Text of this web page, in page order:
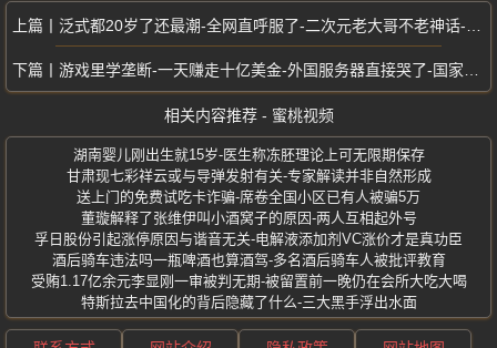
泛式都20岁了还最潮-全网直呼服了-二次元老大哥不老神话-穿搭逆生长
游戏里学垄断-一天赚走十亿美金-外国服务器直接哭了-国家队玩家吊打全球
相关内容推荐 - 蜜桃视频
湖南婴儿刚出生就15岁-医生称冻胚理论上可无限期保存
甘肃现七彩祥云或与导弹发射有关-专家解读并非自然形成
送上门的免费试吃卡诈骗-席卷全国小区已有人被骗5万
董璇解释了张维伊叫小酒窝子的原因-两人互相起外号
孚日股份引起涨停原因与谐音无关-电解液添加剂VC涨价才是真功臣
酒后骑车违法吗一瓶啤酒也算酒驾-多名酒后骑车人被批评教育
受贿1.17亿余元李显刚一审被判无期-被留置前一晚仍在会所大吃大喝
特斯拉去中国化的背后隐藏了什么-三大黑手浮出水面